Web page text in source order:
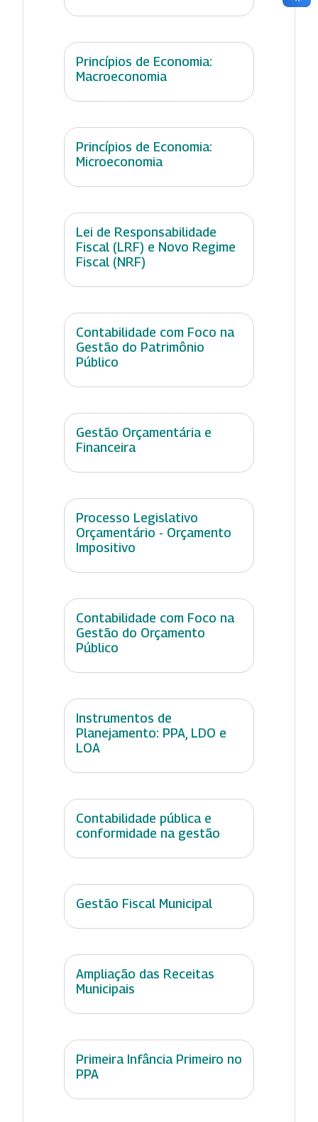
Princípios de Economia:
Macroeconomia
Princípios de Economia:
Microeconomia
Lei de Responsabilidade
Fiscal (LRF) e Novo Regime
Fiscal (NRF)
Contabilidade com Foco na
Gestão do Patrimônio
Público
Gestão Orçamentária e
Financeira
Processo Legislativo
Orçamentário - Orçamento
Impositivo
Contabilidade com Foco na
Gestão do Orçamento
Público
Instrumentos de
Planejamento: PPA, LDO e
LOA
Contabilidade pública e
conformidade na gestão
Gestão Fiscal Municipal
Ampliação das Receitas
Municipais
Primeira Infância Primeiro no
PPA